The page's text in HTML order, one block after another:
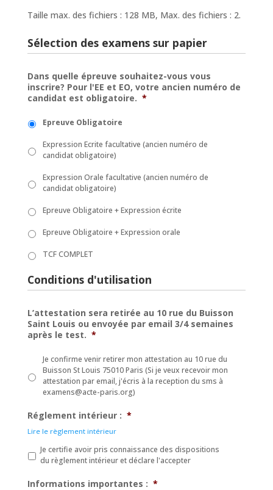
Taille max. des fichiers : 128 MB, Max. des fichiers : 2.
Sélection des examens sur papier
Dans quelle épreuve souhaitez-vous vous
inscrire? Pour l'EE et EO, votre ancien numéro de
candidat est obligatoire. *
Epreuve Obligatoire
Expression Ecrite facultative (ancien numéro de
candidat obligatoire)
Expression Orale facultative (ancien numéro de
candidat obligatoire)
Epreuve Obligatoire + Expression écrite
Epreuve Obligatoire + Expression orale
TCF COMPLET
Conditions d'utilisation
L’attestation sera retirée au 10 rue du Buisson
Saint Louis ou envoyée par email 3/4 semaines
après le test. *
Je confirme venir retirer mon attestation au 10 rue du
Buisson St Louis 75010 Paris (Si je veux recevoir mon
attestation par email, j'écris à la reception du sms à
examens@acte-paris.org)
Réglement intérieur : *
Lire le règlement intérieur
Je certifie avoir pris connaissance des dispositions
du règlement intérieur et déclare l'accepter
Informations importantes : *